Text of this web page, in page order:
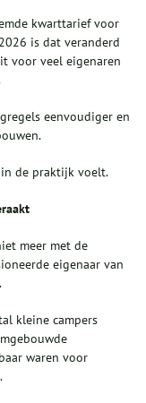
kwarttarief voor
is dat veranderd
voor veel eigenaren
eenvoudiger en
de praktijk voelt.
meer met de
eigenaar van
kleine campers
waren voor